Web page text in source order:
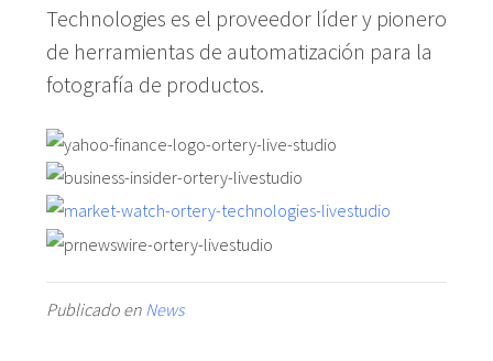
Technologies es el proveedor líder y pionero
de herramientas de automatización para la
fotografía de productos.
Publicado en News